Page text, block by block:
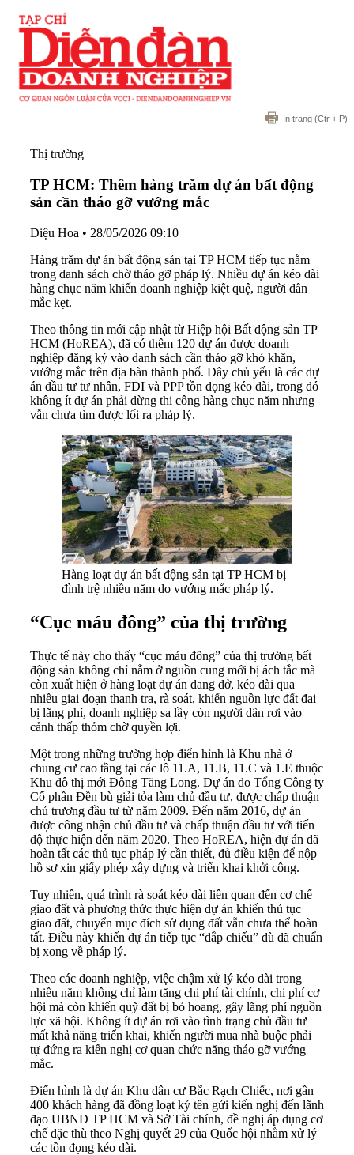
In trang (Ctr + P)
Thị trường
TP HCM: Thêm hàng trăm dự án bất động
sản cần tháo gỡ vướng mắc
Diệu Hoa • 28/05/2026 09:10
Hàng trăm dự án bất động sản tại TP HCM tiếp tục nằm
trong danh sách chờ tháo gỡ pháp lý. Nhiều dự án kéo dài
hàng chục năm khiến doanh nghiệp kiệt quệ, người dân
mắc kẹt.
Theo thông tin mới cập nhật từ Hiệp hội Bất động sản TP
HCM (HoREA), đã có thêm 120 dự án được doanh
nghiệp đăng ký vào danh sách cần tháo gỡ khó khăn,
vướng mắc trên địa bàn thành phố. Đây chủ yếu là các dự
án đầu tư tư nhân, FDI và PPP tồn đọng kéo dài, trong đó
không ít dự án phải dừng thi công hàng chục năm nhưng
vẫn chưa tìm được lối ra pháp lý.
Hàng loạt dự án bất động sản tại TP HCM bị
đình trệ nhiều năm do vướng mắc pháp lý.
“Cục máu đông” của thị trường
Thực tế này cho thấy “cục máu đông” của thị trường bất
động sản không chỉ nằm ở nguồn cung mới bị ách tắc mà
còn xuất hiện ở hàng loạt dự án dang dở, kéo dài qua
nhiều giai đoạn thanh tra, rà soát, khiến nguồn lực đất đai
bị lãng phí, doanh nghiệp sa lầy còn người dân rơi vào
cảnh thấp thỏm chờ quyền lợi.
Một trong những trường hợp điển hình là Khu nhà ở
chung cư cao tầng tại các lô 11.A, 11.B, 11.C và 1.E thuộc
Khu đô thị mới Đông Tăng Long. Dự án do Tổng Công ty
Cổ phần Đền bù giải tỏa làm chủ đầu tư, được chấp thuận
chủ trương đầu tư từ năm 2009. Đến năm 2016, dự án
được công nhận chủ đầu tư và chấp thuận đầu tư với tiến
độ thực hiện đến năm 2020. Theo HoREA, hiện dự án đã
hoàn tất các thủ tục pháp lý cần thiết, đủ điều kiện để nộp
hồ sơ xin giấy phép xây dựng và triển khai khởi công.
Tuy nhiên, quá trình rà soát kéo dài liên quan đến cơ chế
giao đất và phương thức thực hiện dự án khiến thủ tục
giao đất, chuyển mục đích sử dụng đất vẫn chưa thể hoàn
tất. Điều này khiến dự án tiếp tục “đắp chiếu” dù đã chuẩn
bị xong về pháp lý.
Theo các doanh nghiệp, việc chậm xử lý kéo dài trong
nhiều năm không chỉ làm tăng chi phí tài chính, chi phí cơ
hội mà còn khiến quỹ đất bị bỏ hoang, gây lãng phí nguồn
lực xã hội. Không ít dự án rơi vào tình trạng chủ đầu tư
mất khả năng triển khai, khiến người mua nhà buộc phải
tự đứng ra kiến nghị cơ quan chức năng tháo gỡ vướng
mắc.
Điển hình là dự án Khu dân cư Bắc Rạch Chiếc, nơi gần
400 khách hàng đã đồng loạt ký tên gửi kiến nghị đến lãnh
đạo UBND TP HCM và Sở Tài chính, đề nghị áp dụng cơ
chế đặc thù theo Nghị quyết 29 của Quốc hội nhằm xử lý
các tồn đọng kéo dài.